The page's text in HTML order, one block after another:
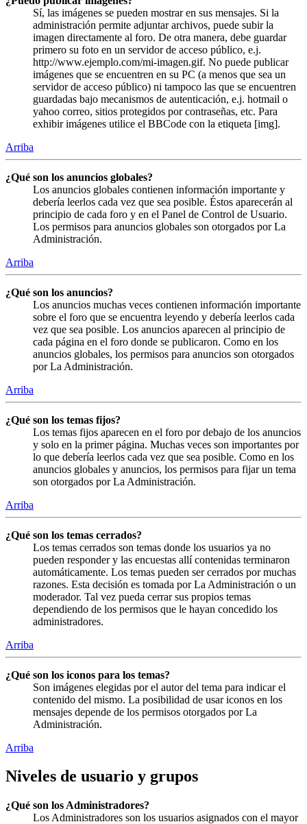
Sí, las imágenes se pueden mostrar en sus mensajes. Si la
administración permite adjuntar archivos, puede subir la
imagen directamente al foro. De otra manera, debe guardar
primero su foto en un servidor de acceso público, e.j.
http://www.ejemplo.com/mi-imagen.gif. No puede publicar
imágenes que se encuentren en su PC (a menos que sea un
servidor de acceso público) ni tampoco las que se encuentren
guardadas bajo mecanismos de autenticación, e.j. hotmail o
yahoo correo, sitios protegidos por contraseñas, etc. Para
exhibir imágenes utilice el BBCode con la etiqueta [img].
Arriba
¿Qué son los anuncios globales?
Los anuncios globales contienen información importante y
debería leerlos cada vez que sea posible. Éstos aparecerán al
principio de cada foro y en el Panel de Control de Usuario.
Los permisos para anuncios globales son otorgados por La
Administración.
Arriba
¿Qué son los anuncios?
Los anuncios muchas veces contienen información importante
sobre el foro que se encuentra leyendo y debería leerlos cada
vez que sea posible. Los anuncios aparecen al principio de
cada página en el foro donde se publicaron. Como en los
anuncios globales, los permisos para anuncios son otorgados
por La Administración.
Arriba
¿Qué son los temas fijos?
Los temas fijos aparecen en el foro por debajo de los anuncios
y solo en la primer página. Muchas veces son importantes por
lo que debería leerlos cada vez que sea posible. Como en los
anuncios globales y anuncios, los permisos para fijar un tema
son otorgados por La Administración.
Arriba
¿Qué son los temas cerrados?
Los temas cerrados son temas donde los usuarios ya no
pueden responder y las encuestas allí contenidas terminaron
automáticamente. Los temas pueden ser cerrados por muchas
razones. Esta decisión es tomada por La Administración o un
moderador. Tal vez pueda cerrar sus propios temas
dependiendo de los permisos que le hayan concedido los
administradores.
Arriba
¿Qué son los iconos para los temas?
Son imágenes elegidas por el autor del tema para indicar el
contenido del mismo. La posibilidad de usar iconos en los
mensajes depende de los permisos otorgados por La
Administración.
Arriba
Niveles de usuario y grupos
¿Qué son los Administradores?
Los Administradores son los usuarios asignados con el mayor